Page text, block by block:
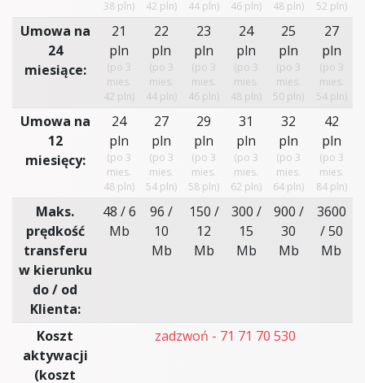
38 pln)
42 pln)
44 pln)
46 pln)
48 pln)
52 pln)
Umowa na
24
miesiące:
21
pln
(po 3
mies.
42 pln)
22
pln
(po 3
mies.
44 pln)
23
pln
(po 3
mies.
46 pln)
24
pln
(po 3
mies.
48 pln)
25
pln
(po 3
mies.
50 pln)
27
pln
(po 3
mies.
54 pln)
Umowa na
12
miesięcy:
24
pln
(po 3
mies.
48 pln)
27
pln
(po 3
mies.
54 pln)
29
pln
(po 3
mies.
58 pln)
31
pln
(po 3
mies.
62 pln)
32
pln
(po 3
mies.
64 pln)
42
pln
(po 3
mies.
84 pln)
Maks.
prędkość
transferu
w kierunku
do / od
Klienta:
48 / 6
Mb
96 /
10
Mb
150 /
12
Mb
300 /
15
Mb
900 /
30
Mb
3600
/ 50
Mb
Koszt
aktywacji
(koszt
zadzwoń - 71 71 70 530